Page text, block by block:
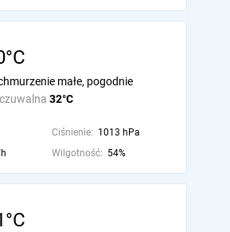
32°C
małe, pogodnie
Ciśnienie: 1013 hPa
Wilgotność: 54%